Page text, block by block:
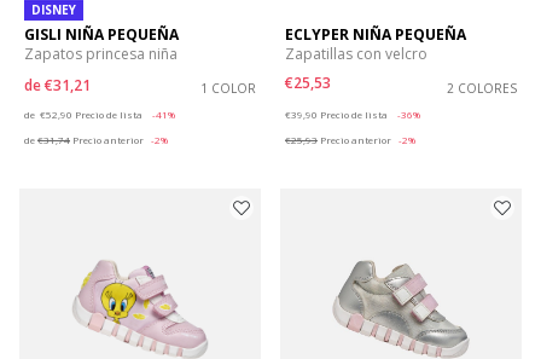
DISNEY
GISLI NIÑA PEQUEÑA
Zapatos princesa niña
de€31,21 1 COLOR
de €52,90 Precio de lista
-41%
de€31,74 Precio anterior -2%
ECLYPER NIÑA PEQUEÑA
Zapatillas con velcro
€25,53
2 COLORES
€39,90 Precio de lista
-36%
€25,93 Precio anterior -2%